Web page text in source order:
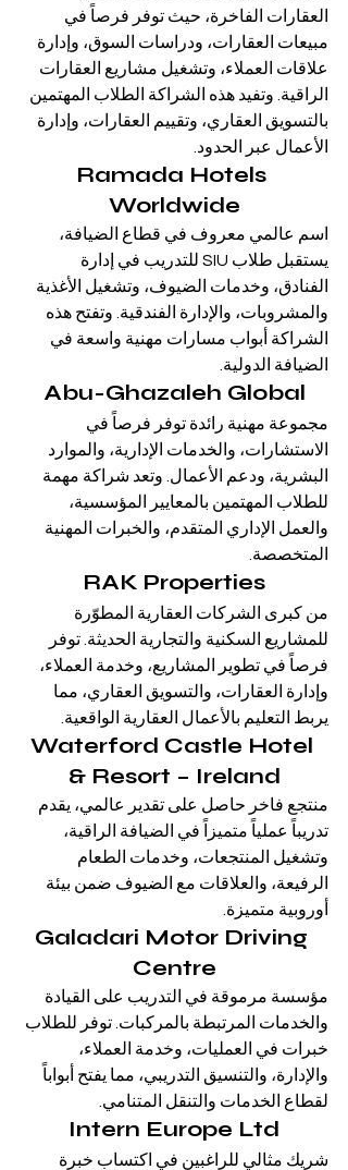
العقارات الفاخرة، حيث توفر فرصاً في
مبيعات العقارات، ودراسات السوق، وإدارة
علاقات العملاء، وتشغيل مشاريع العقارات
الراقية. وتفيد هذه الشراكة الطلاب المهتمين
بالتسويق العقاري، وتقييم العقارات، وإدارة
الأعمال عبر الحدود.
Ramada Hotels
Worldwide
اسم عالمي معروف في قطاع الضيافة،
يستقبل طلاب SIU للتدريب في إدارة
الفنادق، وخدمات الضيوف، وتشغيل الأغذية
والمشروبات، والإدارة الفندقية. وتفتح هذه
الشراكة أبواب مسارات مهنية واسعة في
الضيافة الدولية.
Abu-Ghazaleh Global
مجموعة مهنية رائدة توفر فرصاً في
الاستشارات، والخدمات الإدارية، والموارد
البشرية، ودعم الأعمال. وتعد شراكة مهمة
للطلاب المهتمين بالمعايير المؤسسية،
والعمل الإداري المتقدم، والخبرات المهنية
المتخصصة.
RAK Properties
من كبرى الشركات العقارية المطوّرة
للمشاريع السكنية والتجارية الحديثة. توفر
فرصاً في تطوير المشاريع، وخدمة العملاء،
وإدارة العقارات، والتسويق العقاري، مما
يربط التعليم بالأعمال العقارية الواقعية.
Waterford Castle Hotel
& Resort – Ireland
منتجع فاخر حاصل على تقدير عالمي، يقدم
تدريباً عملياً متميزاً في الضيافة الراقية،
وتشغيل المنتجعات، وخدمات الطعام
الرفيعة، والعلاقات مع الضيوف ضمن بيئة
أوروبية متميزة.
Galadari Motor Driving
Centre
مؤسسة مرموقة في التدريب على القيادة
والخدمات المرتبطة بالمركبات. توفر للطلاب
خبرات في العمليات، وخدمة العملاء،
والإدارة، والتنسيق التدريبي، مما يفتح أبواباً
لقطاع الخدمات والتنقل المتنامي.
Intern Europe Ltd
شريك مثالي للراغبين في اكتساب خبرة